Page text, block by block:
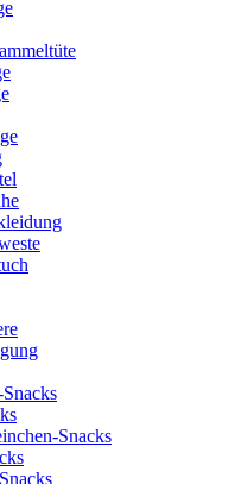
Snacks